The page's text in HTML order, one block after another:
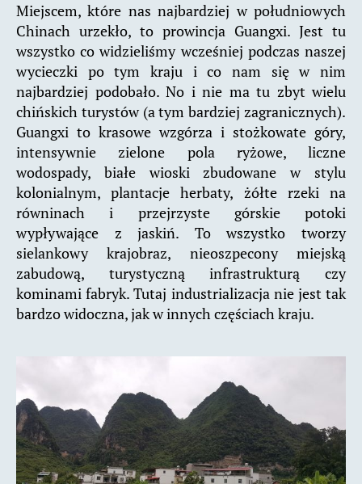
Miejscem, które nas najbardziej w południowych
Chinach urzekło, to prowincja Guangxi. Jest tu
wszystko co widzieliśmy wcześniej podczas naszej
wycieczki po tym kraju i co nam się w nim
najbardziej podobało. No i nie ma tu zbyt wielu
chińskich turystów (a tym bardziej zagranicznych).
Guangxi to krasowe wzgórza i stożkowate góry,
intensywnie zielone pola ryżowe, liczne
wodospady, białe wioski zbudowane w stylu
kolonialnym, plantacje herbaty, żółte rzeki na
równinach i przejrzyste górskie potoki
wypływające z jaskiń. To wszystko tworzy
sielankowy krajobraz, nieoszpecony miejską
zabudową, turystyczną infrastrukturą czy
kominami fabryk. Tutaj industrializacja nie jest tak
bardzo widoczna, jak w innych częściach kraju.